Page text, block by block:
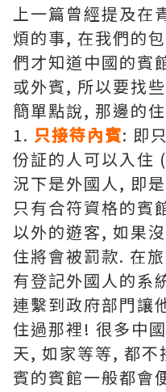
上一篇曾經提及在
煩的事, 在我們的
們才知道中國的賓
或外賓, 所以要找
簡單點說, 那邊的
1. 只接待內賓: 即
份証的人可以入住
況下是外國人, 即
只有合符資格的賓
以外的遊客, 如果
住將會被罰款. 在
有登記外國人的系
連繫到政府部門讓
住過那裡! 很多中
天, 如家等等, 都不
賓的賓館一般都會